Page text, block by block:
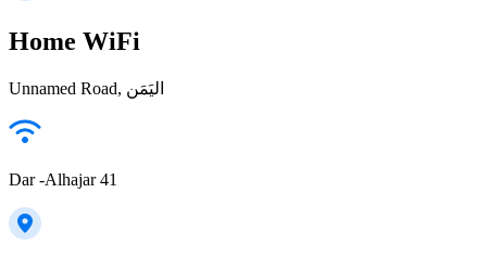
Home WiFi
Unnamed Road, اليَمَن
Dar -Alhajar 41